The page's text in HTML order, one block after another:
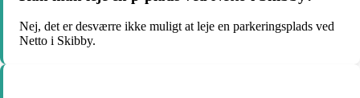
Nej, det er desværre ikke muligt at leje en parkeringsplads ved
Netto i Skibby.